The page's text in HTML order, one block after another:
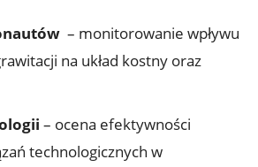
⁤ – ‍monitorowanie⁤ wpływu
na układ⁢ kostny oraz
–‌ ocena efektywności⁤
technologicznych w